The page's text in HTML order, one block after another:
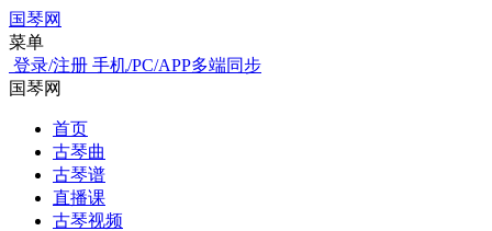
国琴网
菜单
登录/注册 手机/PC/APP多端同步
国琴网
首页
古琴曲
古琴谱
直播课
古琴视频